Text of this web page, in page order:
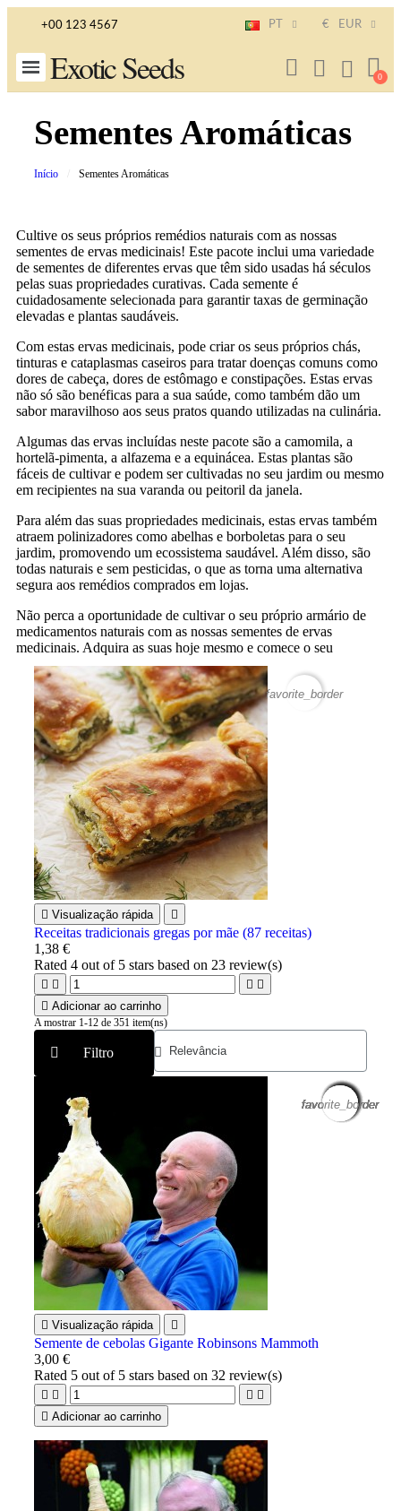
+00 123 4567 PT € EUR
Exotic Seeds
Sementes Aromáticas
Início Sementes Aromáticas
Cultive os seus próprios remédios naturais com as nossas
sementes de ervas medicinais! Este pacote inclui uma variedade
de sementes de diferentes ervas que têm sido usadas há séculos
pelas suas propriedades curativas. Cada semente é
cuidadosamente selecionada para garantir taxas de germinação
elevadas e plantas saudáveis.
Com estas ervas medicinais, pode criar os seus próprios chás,
tinturas e cataplasmas caseiros para tratar doenças comuns como
dores de cabeça, dores de estômago e constipações. Estas ervas
não só são benéficas para a sua saúde, como também dão um
sabor maravilhoso aos seus pratos quando utilizadas na culinária.
Algumas das ervas incluídas neste pacote são a camomila, a
hortelã-pimenta, a alfazema e a equinácea. Estas plantas são
fáceis de cultivar e podem ser cultivadas no seu jardim ou mesmo
em recipientes na sua varanda ou peitoril da janela.
Para além das suas propriedades medicinais, estas ervas também
atraem polinizadores como abelhas e borboletas para o seu
jardim, promovendo um ecossistema saudável. Além disso, são
todas naturais e sem pesticidas, o que as torna uma alternativa
segura aos remédios comprados em lojas.
Não perca a oportunidade de cultivar o seu próprio armário de
medicamentos naturais com as nossas sementes de ervas
medicinais. Adquira as suas hoje mesmo e comece o seu
favorite_border
 Visualização rápida 
Receitas tradicionais gregas por mãe (87 receitas)
1,38 €
Rated4 out of 5 stars based on 23 review(s)
   
 Adicionar ao carrinho
Filtro
A mostrar 1-12 de 351 item(ns)
favorite_border
 Visualização rápida 
Semente de cebolas Gigante Robinsons Mammoth
3,00 €
Rated 5 out of 5 stars based on32 review(s)
   
 Adicionar ao carrinho
favorite_border
favorite_border
favorite_border
favorite_border
favorite_border
favorite_border
favorite_border
favorite_border
favorite_border
favorite_border
favorite_border